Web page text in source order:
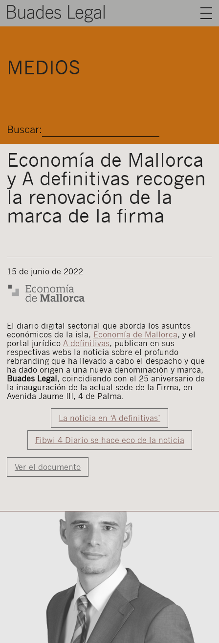
CONTACTO
ESPAÑOL
MEDIOS
Buscar:
Economía de Mallorca
y A definitivas recogen
la renovación de la
marca de la firma
15 de junio de 2022
El diario digital sectorial que aborda los asuntos
económicos de la isla, Economía de Mallorca, y el
portal jurídico A definitivas, publican en sus
respectivas webs la noticia sobre el profundo
rebranding que ha llevado a cabo el despacho y que
ha dado origen a una nueva denominación y marca,
Buades Legal, coincidiendo con el 25 aniversario de
la inauguración de la actual sede de la Firma, en
Avenida Jaume III, 4 de Palma.
La noticia en ‘A definitivas’
Fibwi 4 Diario se hace eco de la noticia
Ver el documento